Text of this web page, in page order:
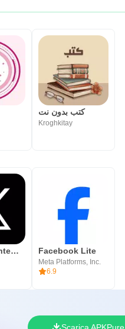
كتب بدون نت
Kroghkitay
X (Precedentemente Twitter) Facebook Lite
Meta Platforms, Inc.
6.9
Scarica APKPure